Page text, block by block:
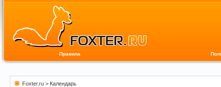
Правила
Foxter.ru > Календарь